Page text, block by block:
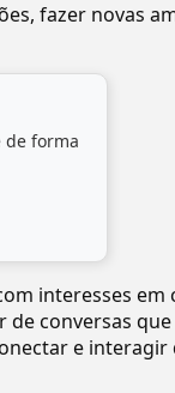
fazer novas
de forma
interesses em
conversas
e interagir